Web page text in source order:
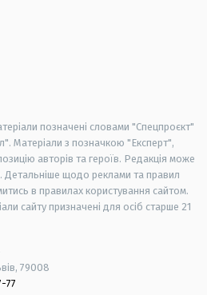
позначені словами "Спецпроєкт"
Матеріали з позначкою "Експерт",
авторів та героїв. Редакція може
Детальніше щодо реклами та правил
в правилах користування сайтом.
сайту призначені для осіб старше 21
79008
77